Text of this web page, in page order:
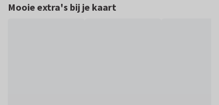
Mooie extra's bij je kaart